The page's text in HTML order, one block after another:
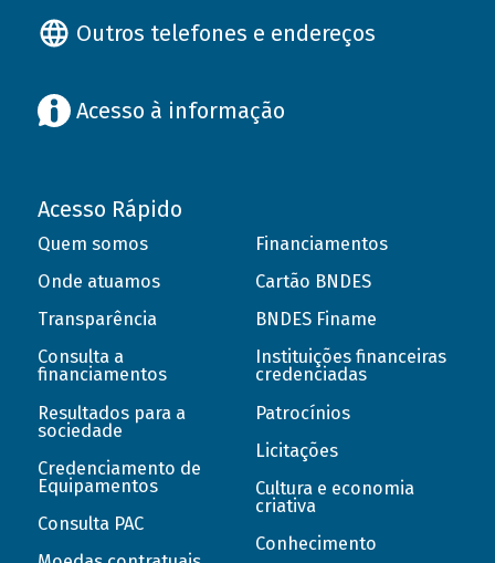
Outros telefones e endereços
Acesso à informação
Acesso Rápido
Quem somos
Onde atuamos
Transparência
Consulta a
financiamentos
Resultados para a
sociedade
Credenciamento de
Equipamentos
Consulta PAC
Financiamentos
Cartão BNDES
BNDES Finame
Instituições financeiras
credenciadas
Patrocínios
Licitações
Cultura e economia
criativa
Conhecimento